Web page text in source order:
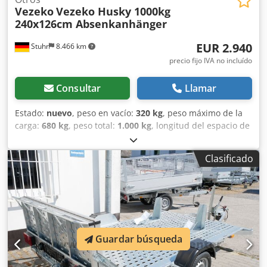
Stuhr 8.466 km
VezekoVezeko Husky 1000kg
240x126cm Absenkanhänger
EUR 2.940
precio fijo IVA no incluído
Consultar Llamar
Estado: nuevo, peso en vacío: 320 kg, peso máximo de la
carga: 680 kg, peso total: 1.000 kg, longitud del espacio de
, anchura del espacio de carga:
mm, altura del espacio de carga:100 mm, tamaño del
neumático:
, Remolque basculante del fabricante
de remolques VEZEKO, modelo HUSKY. Con un remolque
basculante para automóviles, se pueden cargar vehículos
fácilmente. Con el sistema hidráulico manual, se eleva la
plataforma. Al abrir la válvula de la bomba manual, la
plataforma se baja. De esta manera, se pueden subir
fácilmente cortacéspedes, maquinaria, motocicletas, palés,
cuatriciclos y vehículos todoterreno por la ligera
pendiente. El equipamiento de serie del Senkomat incluye
Clasificado
Guardar búsqueda